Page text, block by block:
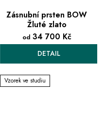
Zásnubní prsten BOW
Žluté zlato
od34 700 Kč
DETAIL
Vzorek ve studiu